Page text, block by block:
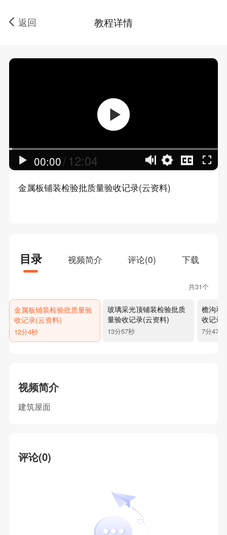
返回 教程详情
00:00/12:04
金属板铺装检验批质量验收记录(云资料)
目录 视频简介 评论(0) 下载
共31个
金属板铺装检验批质量验
收记录(云资料)
12分4秒
玻璃采光顶铺装检验批质
量验收记录(云资料)
13分57秒
檐沟和
收记录
7分47秒
视频简介
建筑屋面
评论(0)